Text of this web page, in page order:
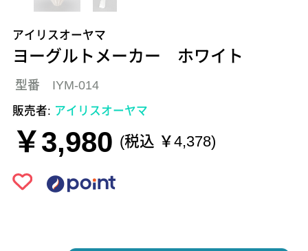
アイリスオーヤマ
ヨーグルトメーカー ホワイト
型番 IYM-014
販売者: アイリスオーヤマ
￥3,980 (税込 ￥4,378)